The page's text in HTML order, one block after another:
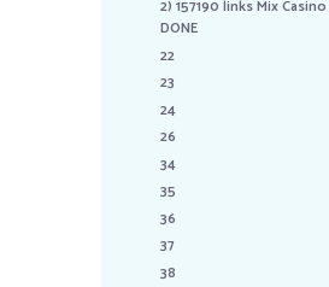
2) 157190 links Mix Casino
DONE
22
23
24
26
34
35
36
37
38